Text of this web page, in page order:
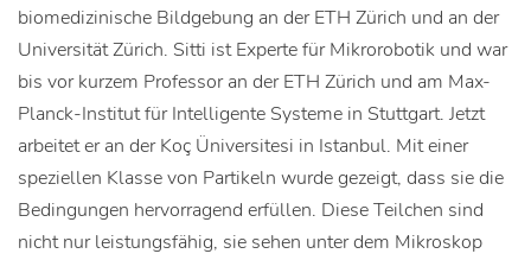
biomedizinische Bildgebung an der ETH Zürich und an der
Universität Zürich. Sitti ist Experte für Mikrorobotik und war
bis vor kurzem Professor an der ETH Zürich und am Max-
Planck-Institut für Intelligente Systeme in Stuttgart. Jetzt
arbeitet er an der Koç Üniversitesi in Istanbul. Mit einer
speziellen Klasse von Partikeln wurde gezeigt, dass sie die
Bedingungen hervorragend erfüllen. Diese Teilchen sind
nicht nur leistungsfähig, sie sehen unter dem Mikroskop